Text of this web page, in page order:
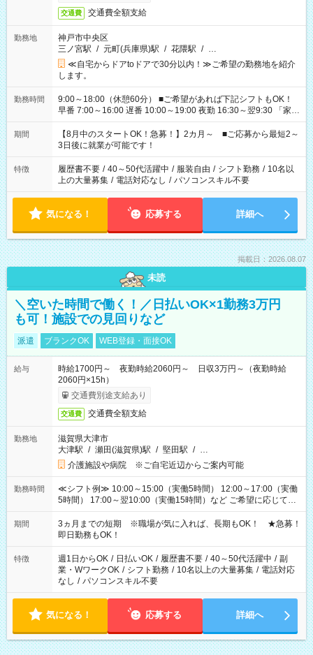
交通費 交通費全額支給
勤務地
神戸市中央区
三ノ宮駅 / 元町(兵庫県)駅 / 花隈駅 / …
≪自宅からドアtoドアで30分以内！≫ご希望の勤務地を紹介
します。
勤務時間
9:00～18:00（休憩60分） ■ご希望があれば下記シフトもOK！
早番 7:00～16:00 遅番 10:00～19:00 夜勤 16:30～翌9:30 「家族
と休みを合わせたい」 「余裕を持って夕飯の準備がしたい」
「できれば残業はしたくない」 など、ご希望を教えてください
ね。 ※Wワーク希望の方へ 今ご覧のお仕事で希望する勤務時間
と、もう1つのお仕事の勤務時間。 合計で週40時間を超える場
合は応募できません。
期間
【8月中のスタートOK！急募！】2カ月～ ■ご応募から最短2～
3日後に就業が可能です！
特徴 履歴書不要 / 40～50代活躍中 / 服装自由 / シフト勤務 / 10名以
上の大量募集 / 電話対応なし / パソコンスキル不要
気になる！ 応募する 詳細へ
掲載日：2026.08.07
未読
＼空いた時間で働く！／日払いOK×1勤務3万円
も可！施設での見回りなど
派遣 ブランクOK WEB登録・面接OK
給与
時給1700円～ 夜勤時給2060円～ 日収3万円～（夜勤時給
2060円×15h）
交通費別途支給あり
交通費 交通費全額支給
勤務地
滋賀県大津市
大津駅 / 瀬田(滋賀県)駅 / 堅田駅 / …
介護施設や病院 ※ご自宅近辺からご案内可能
勤務時間
≪シフト例≫ 10:00～15:00（実働5時間） 12:00～17:00（実働
5時間） 17:00～翌10:00（実働15時間）など ご希望に応じて、
働く時間は調整できます！ お気軽に担当へ相談ください！
期間
3ヵ月までの短期 ※職場が気に入れば、長期もOK！ ★急募！
即日勤務もOK！
特徴 週1日からOK / 日払いOK / 履歴書不要 / 40～50代活躍中 / 副
業・WワークOK / シフト勤務 / 10名以上の大量募集 / 電話対応
なし / パソコンスキル不要
気になる！ 応募する 詳細へ